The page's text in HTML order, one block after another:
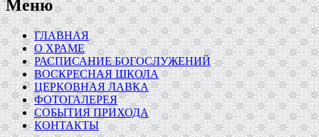
Меню
ГЛАВНАЯ
О ХРАМЕ
РАСПИСАНИЕ БОГОСЛУЖЕНИЙ
ВОСКРЕСНАЯ ШКОЛА
ЦЕРКОВНАЯ ЛАВКА
ФОТОГАЛЕРЕЯ
СОБЫТИЯ ПРИХОДА
КОНТАКТЫ